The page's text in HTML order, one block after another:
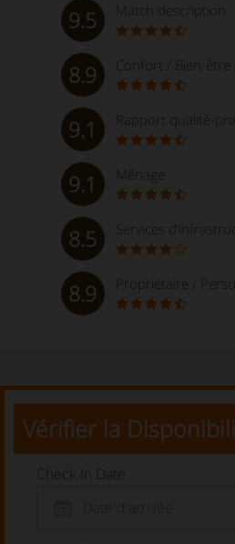
9.5 Match description
8.9 Confort / Bien-être
9.1 Rapport qualité-
9.1 Ménage
8.5 Services
8.9 Propriétaire /
Vérifier la
Check In Date